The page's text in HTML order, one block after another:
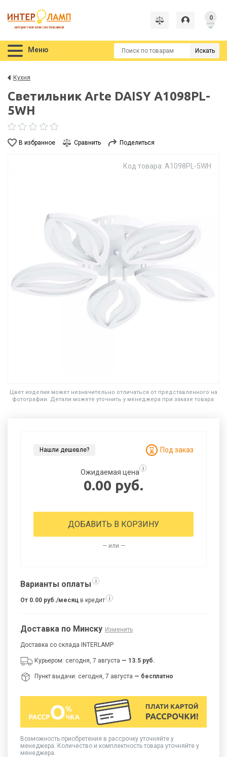
интернет-магазин светильников
0
Меню Искать
Кухня
Светильник Arte DAISY A1098PL-
5WH
В избранное Сравнить Поделиться
Код товара: A1098PL-5WH
Цвет изделия может незначительно отличаться от представленного на
фотографии. Детали можете уточнить у менеджера при заказе товара.
Нашли дешевле? Под заказ
Ожидаемая цена i
0.00 руб.
ДОБАВИТЬ В КОРЗИНУ
— или —
Варианты оплаты i
От 0.00 руб./месяц в кредит i
Доставка по Минску Изменить
Доставка со склада INTERLAMP
Курьером: сегодня, 7 августа — 13.5 руб.
Пункт выдачи: сегодня, 7 августа — бесплатно
Возможность приобретения в рассрочку уточняйте у
менеджера. Количество и комплектность товара уточняйте у
менеджера.